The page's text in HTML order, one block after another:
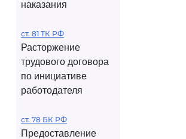
наказания
ст. 81 ТК РФ
Расторжение
трудового договора
по инициативе
работодателя
ст. 78 БК РФ
Предоставление